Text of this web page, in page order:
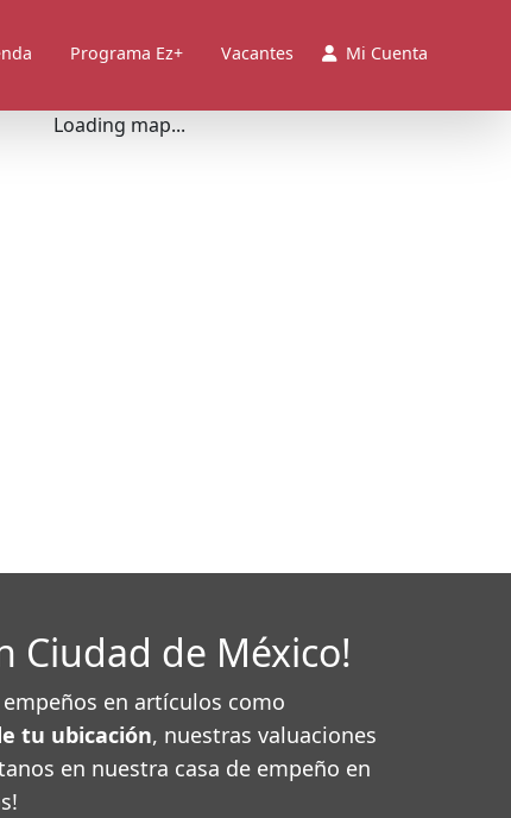
Programa Ez+ Vacantes Mi Cuenta
Loading map...
Ciudad de México!
en artículos como
tu ubicación, nuestras valuaciones
en nuestra casa de empeño en